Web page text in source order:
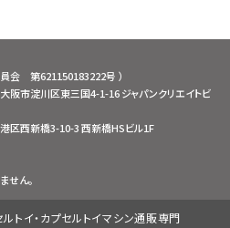
会 第621150183222号 ）
市淀川区東三国4-1-16 ジャパンクリエイトビ
区西新橋3-10-3 西新橋HSビル1F
せん。
イ・カプセルトイマシン通販専門